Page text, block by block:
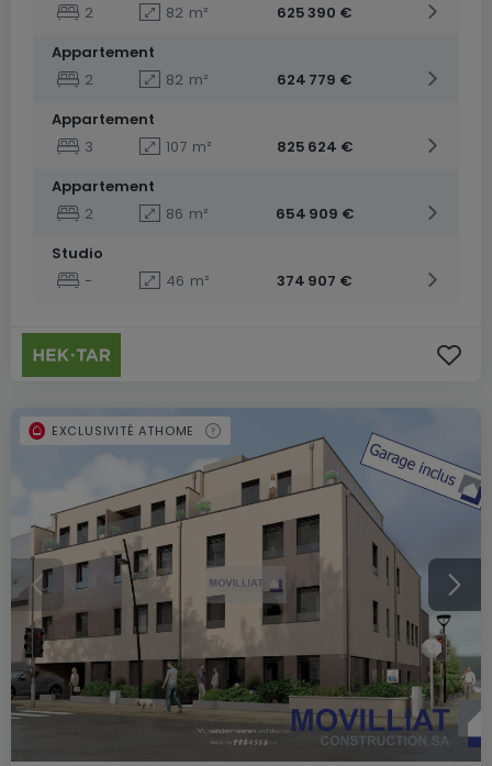
2
82 m²
625 390 €
Appartement
2
82 m²
624 779 €
Appartement
3
107 m²
825 624 €
Appartement
2
86 m²
654 909 €
Studio
-
46 m² 374 907 €
EXCLUSIVITÉ ATHOME